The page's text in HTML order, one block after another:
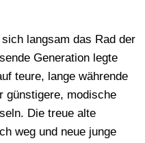
langsam das Rad der
Generation legte
teure, lange währende
günstigere, modische
Die treue alte
weg und neue junge